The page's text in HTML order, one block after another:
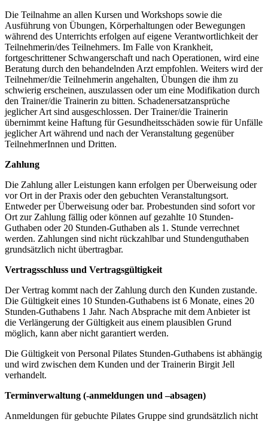
Die Teilnahme an allen Kursen und Workshops sowie die
Ausführung von Übungen, Körperhaltungen oder Bewegungen
während des Unterrichts erfolgen auf eigene Verantwortlichkeit der
Teilnehmerin/des Teilnehmers. Im Falle von Krankheit,
fortgeschrittener Schwangerschaft und nach Operationen, wird eine
Beratung durch den behandelnden Arzt empfohlen. Weiters wird der
Teilnehmer/die Teilnehmerin angehalten, Übungen die ihm zu
schwierig erscheinen, auszulassen oder um eine Modifikation durch
den Trainer/die Trainerin zu bitten. Schadenersatzansprüche
jeglicher Art sind ausgeschlossen. Der Trainer/die Trainerin
übernimmt keine Haftung für Gesundheitsschäden sowie für Unfälle
jeglicher Art während und nach der Veranstaltung gegenüber
TeilnehmerInnen und Dritten.
Zahlung
Die Zahlung aller Leistungen kann erfolgen per Überweisung oder
vor Ort in der Praxis oder den gebuchten Veranstaltungsort.
Entweder per Überweisung oder bar. Probestunden sind sofort vor
Ort zur Zahlung fällig oder können auf gezahlte 10 Stunden-
Guthaben oder 20 Stunden-Guthaben als 1. Stunde verrechnet
werden. Zahlungen sind nicht rückzahlbar und Stundenguthaben
grundsätzlich nicht übertragbar.
Vertragsschluss und Vertragsgültigkeit
Der Vertrag kommt nach der Zahlung durch den Kunden zustande.
Die Gültigkeit eines 10 Stunden-Guthabens ist 6 Monate, eines 20
Stunden-Guthabens 1 Jahr. Nach Absprache mit dem Anbieter ist
die Verlängerung der Gültigkeit aus einem plausiblen Grund
möglich, kann aber nicht garantiert werden.
Die Gültigkeit von Personal Pilates Stunden-Guthabens ist abhängig
und wird zwischen dem Kunden und der Trainerin Birgit Jell
verhandelt.
Terminverwaltung (-anmeldungen und –absagen)
Anmeldungen für gebuchte Pilates Gruppe sind grundsätzlich nicht